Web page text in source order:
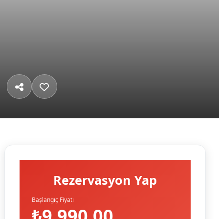
Rezervasyon Yap
Başlangıç Fiyatı